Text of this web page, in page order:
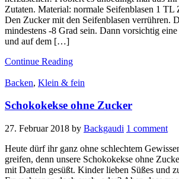
Zutaten. Material: normale Seifenblasen 1 TL
Den Zucker mit den Seifenblasen verrühren.
mindestens -8 Grad sein. Dann vorsichtig eine
und auf dem […]
Continue Reading
Backen, Klein & fein
Schokokekse ohne Zucker
27. Februar 2018 by Backgaudi 1 comment
Heute dürf ihr ganz ohne schlechtem
greifen, denn unsere Schokokekse ohne
mit Datteln gesüßt. Kinder lieben Süßes und